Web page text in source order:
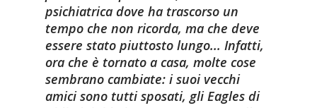
psichiatrica dove ha trascorso un
tempo che non ricorda, ma che deve
essere stato piuttosto lungo... Infatti,
ora che è tornato a casa, molte cose
sembrano cambiate: i suoi vecchi
amici sono tutti sposati, gli Eagles di